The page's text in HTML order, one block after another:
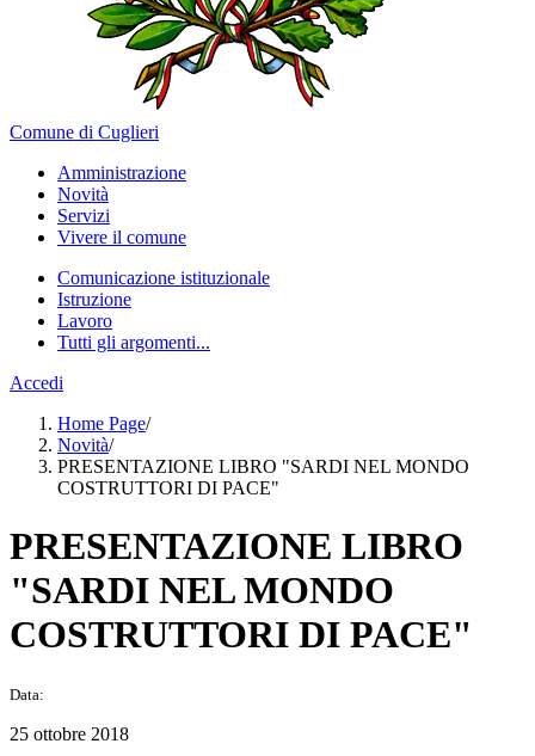
Comune di Cuglieri
Amministrazione
Novità
Servizi
Vivere il comune
Comunicazione istituzionale
Istruzione
Lavoro
Tutti gli argomenti...
Accedi
Home Page/
Novità/
PRESENTAZIONE LIBRO "SARDI NEL MONDO
COSTRUTTORI DI PACE"
PRESENTAZIONE LIBRO
"SARDI NEL MONDO
COSTRUTTORI DI PACE"
Data:
25 ottobre 2018